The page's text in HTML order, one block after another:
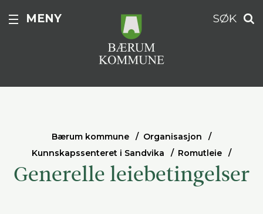
MENY SØK
Bærum kommune
Organisasjon
Kunnskapssenteret i Sandvika
Romutleie
Generelle leiebetingelser